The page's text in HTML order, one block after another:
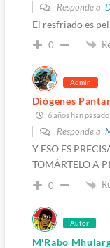
Responde a
El resfriado es
0
Admin
Diógenes
6 años han
Responde a
Y ESO ES
TOMÁRTELO A
0
Autor
M'Rabo